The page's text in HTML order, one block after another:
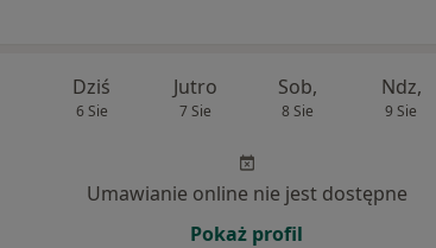
Dziś
6 Sie
Jutro
7 Sie
Sob,
8 Sie
Ndz,
9 Sie
Umawianie online nie jest dostępne
Pokaż profil